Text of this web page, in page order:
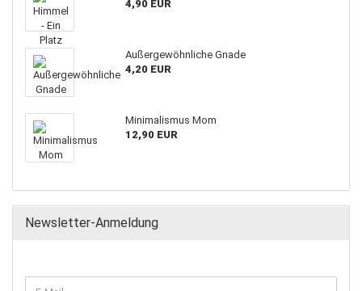
4,90 EUR
Außergewöhnliche Gnade
4,20 EUR
Minimalismus Mom
12,90 EUR
Newsletter-Anmeldung